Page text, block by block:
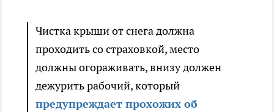
Чистка крыши от снега должна
проходить со страховкой, место
должны огораживать, внизу должен
дежурить рабочий, который
предупреждает прохожих об